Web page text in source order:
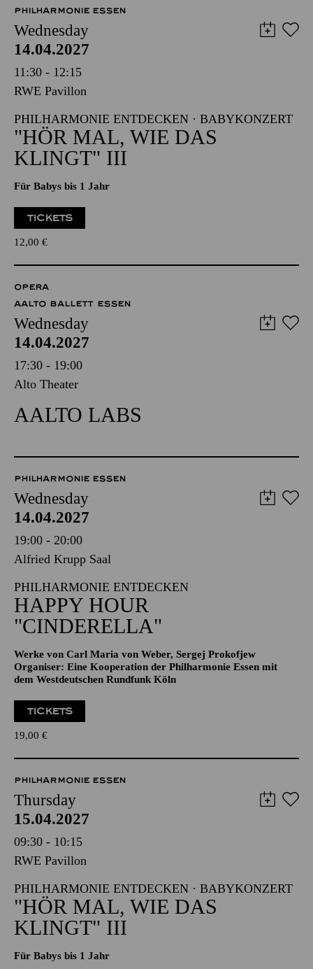
PHILHARMONIE ESSEN
Wednesday
14.04.2027
11:30 - 12:15
RWE Pavillon
PHILHARMONIE ENTDECKEN · BABYKONZERT
"HÖR MAL, WIE DAS
KLINGT" III
Für Babys bis 1 Jahr
TICKETS
12,00 €
OPERA
AALTO BALLETT ESSEN
Wednesday
14.04.2027
17:30 - 19:00
Alto Theater
AALTO LABS
PHILHARMONIE ESSEN
Wednesday
14.04.2027
19:00 - 20:00
Alfried Krupp Saal
PHILHARMONIE ENTDECKEN
HAPPY HOUR
"CINDERELLA"
Werke von Carl Maria von Weber, Sergej Prokofjew
Organiser: Eine Kooperation der Philharmonie Essen mit
dem Westdeutschen Rundfunk Köln
TICKETS
19,00 €
PHILHARMONIE ESSEN
Thursday
15.04.2027
09:30 - 10:15
RWE Pavillon
PHILHARMONIE ENTDECKEN · BABYKONZERT
"HÖR MAL, WIE DAS
KLINGT" III
Für Babys bis 1 Jahr